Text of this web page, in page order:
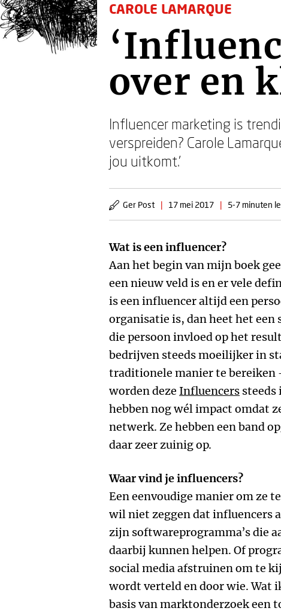
CAROLE LAMARQUE
over en
Influencer marketing is
verspreiden? Carole
jou uitkomt.’
Ger Post | 17 mei 2017 | 5-7 minuten
Wat is een influencer?
Aan het begin van mijn boek
een nieuw veld is en er vele
is een influencer altijd een
organisatie is, dan heet het een
die persoon invloed op het
bedrijven steeds moeilijker in
traditionele manier te bereiken
worden deze Influencers steeds
hebben nog wél impact omdat
netwerk. Ze hebben een band
daar zeer zuinig op.
Waar vind je influencers?
Een eenvoudige manier om ze
wil niet zeggen dat influencers
zijn softwareprogramma’s die
daarbij kunnen helpen. Of
social media afstruinen om te
wordt verteld en door wie. Wat
basis van marktonderzoek een